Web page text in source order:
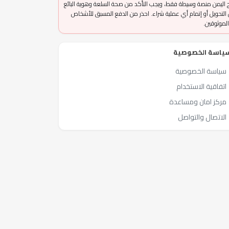
اليمن منصة وسيطة فقط، ويجب التأكد من صحة السلعة وهوية البائع
التحويل أو إتمام أي عملية شراء. احذر من الدفع المسبق للأشخاص
الخصوصية
سياسة الخصوصية
اتفاقية الاستخدام
مركز امان ومساعدة
الاتصال والتواصل